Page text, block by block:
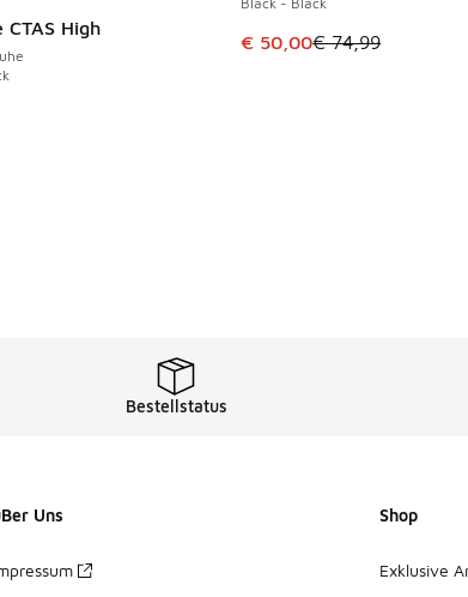
CTAS High
Dieser Artikel ist im Sale.
€ 50,00€ 74,99
Bestellstatus
Uns Shop
Exklusive